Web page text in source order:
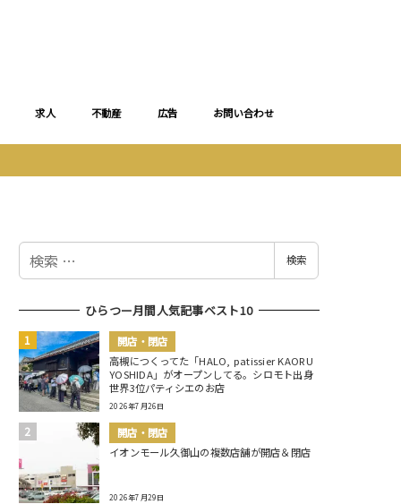
求人 不動産 広告 お問い合わせ
検
検索
ひらつー月間人気記事ベスト10
開店・閉店
高槻につくってた「HALO, patissier KAORU
YOSHIDA」がオープンしてる。シロモト出身
世界3位パティシエのお店
2026年7月26日
開店・閉店
イオンモール久御山の複数店舗が開店＆閉店
2026年7月29日